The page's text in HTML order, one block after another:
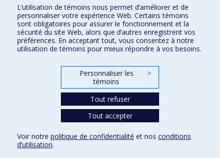
Plan du site
Signaler une erreur
Accessibilité
FACULTÉ DES ARTS ET DES SCIENCES
Nos départements et écoles
Conditions d’utilisation
L’utilisation de témoins nous permet d’améliorer et de
personnaliser votre expérience Web. Certains témoins
sont obligatoires pour assurer le fonctionnement et la
sécurité du site Web, alors que d’autres enregistrent vos
préférences. En acceptant tout, vous consentez à notre
utilisation de témoins pour mieux répondre à vos besoins.
Personnaliser les
témoins
>
Tout refuser
Tout accepter
Voir notre politique de confidentialité et nos conditions
d’utilisation.